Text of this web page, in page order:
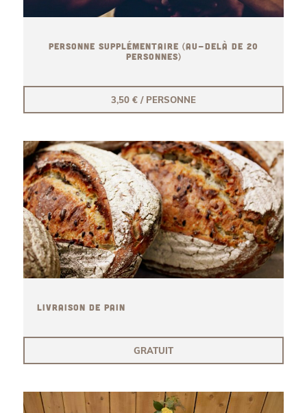
PERSONNE SUPPLÉMENTAIRE (AU-DELÀ DE 20
PERSONNES)
3,50 € / PERSONNE
LIVRAISON DE PAIN
GRATUIT